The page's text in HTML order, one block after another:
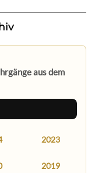
aus dem
2023
2019